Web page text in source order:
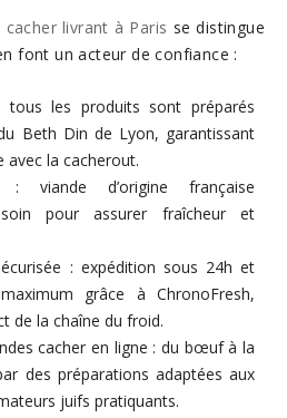
cacher livrant à Paris se distingue
font un acteur de confiance :
tous les produits sont préparés
Beth Din de Lyon, garantissant
la cacherout.
: viande d’origine française
pour assurer fraîcheur et
: expédition sous 24h et
grâce à ChronoFresh,
de la chaîne du froid.
cacher en ligne : du bœuf à la
des préparations adaptées aux
juifs pratiquants.